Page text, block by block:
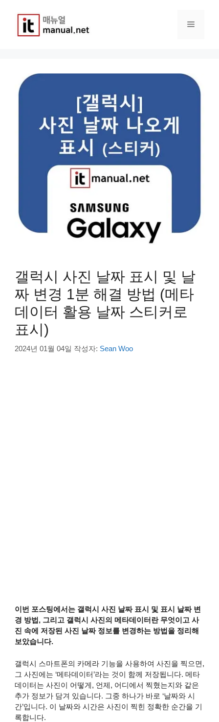
메
갤럭시 사진 날짜 표시 및 날
짜 변경 1분 해결 방법 (메타
데이터 활용 날짜 스티커로
표시)
2024년 01월 04일 작성자: Sean Woo
이번 포스팅에서는 갤럭시 사진 날짜 표시 및 표시 날짜 변
경 방법, 그리고 갤럭시 사진의 메타데이터란 무엇이고 사
진 속에 저장된 사진 날짜 정보를 변경하는 방법을 정리해
보았습니다.
갤럭시 스마트폰의 카메라 기능을 사용하여 사진을 찍으면,
그 사진에는 ‘메타데이터’라는 것이 함께 저장됩니다. 메타
데이터는 사진이 어떻게, 언제, 어디에서 찍혔는지와 같은
추가 정보가 담겨 있습니다. 그중 하나가 바로 ‘날짜와 시
간’입니다. 이 날짜와 시간은 사진이 찍힌 정확한 순간을 기
록합니다.